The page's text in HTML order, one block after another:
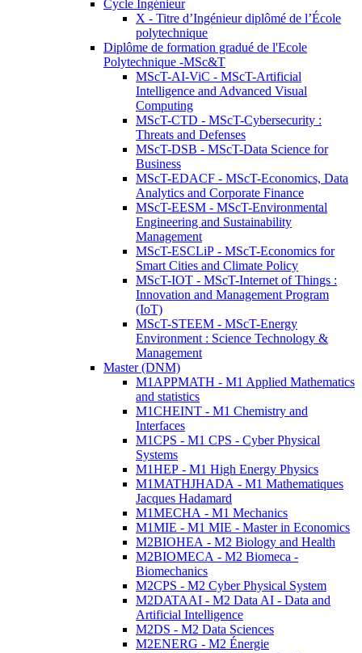
Cycle Ingénieur
X - Titre d’Ingénieur diplômé de l’École
polytechnique
Diplôme de formation gradué de l'Ecole
Polytechnique -MSc&T
MScT-AI-ViC - MScT-Artificial
Intelligence and Advanced Visual
Computing
MScT-CTD - MScT-Cybersecurity :
Threats and Defenses
MScT-DSB - MScT-Data Science for
Business
MScT-EDACF - MScT-Economics, Data
Analytics and Corporate Finance
MScT-EESM - MScT-Environmental
Engineering and Sustainability
Management
MScT-ESCLiP - MScT-Economics for
Smart Cities and Climate Policy
MScT-IOT - MScT-Internet of Things :
Innovation and Management Program
(IoT)
MScT-STEEM - MScT-Energy
Environment : Science Technology &
Management
Master (DNM)
M1APPMATH - M1 Applied Mathematics
and statistics
M1CHEINT - M1 Chemistry and
Interfaces
M1CPS - M1 CPS - Cyber Physical
Systems
M1HEP - M1 High Energy Physics
M1MATHJHADA - M1 Mathematiques
Jacques Hadamard
M1MECHA - M1 Mechanics
M1MIE - M1 MIE - Master in Economics
M2BIOHEA - M2 Biology and Health
M2BIOMECA - M2 Biomeca -
Biomechanics
M2CPS - M2 Cyber Physical System
M2DATAAI - M2 Data AI - Data and
Artificial Intelligence
M2DS - M2 Data Sciences
M2ENERG - M2 Énergie